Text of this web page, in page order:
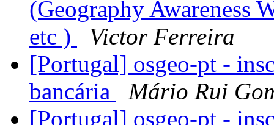
(Geography Awareness
etc )
Victor Ferreira
[Portugal] osgeo-pt -
bancária
Mário Rui
[Portugal] osgeo-pt -